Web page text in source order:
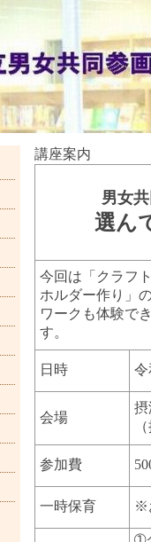
講座案内
男女
選ん
今回は「クラフ
ホルダー作り」
ワークも体験で
す。
日時 令
会場
摂
参加費
一時保育 ※